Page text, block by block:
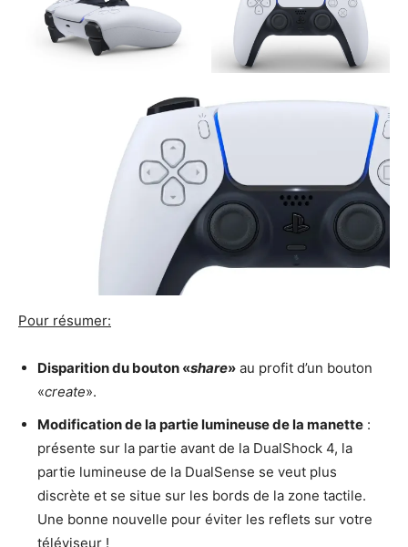
Pour résumer:
Disparition du bouton «share» au profit d’un bouton
«create».
Modification de la partie lumineuse de la manette :
présente sur la partie avant de la DualShock 4, la
partie lumineuse de la DualSense se veut plus
discrète et se situe sur les bords de la zone tactile.
Une bonne nouvelle pour éviter les reflets sur votre
téléviseur !